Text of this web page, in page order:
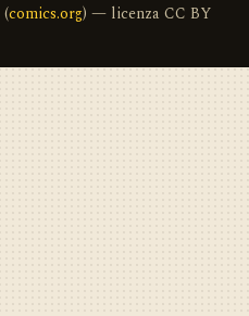
(comics.org) — licenza CC BY